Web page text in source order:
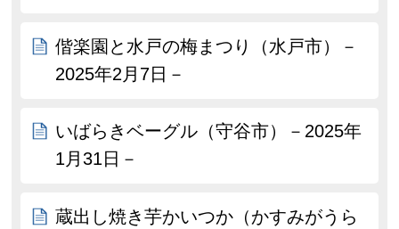
偕楽園と水戸の梅まつり（水戸市）－
2025年2月7日－
いばらきベーグル（守谷市）－2025年
1月31日－
蔵出し焼き芋かいつか（かすみがうら